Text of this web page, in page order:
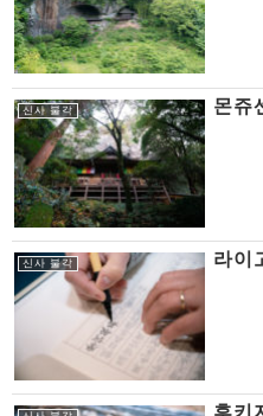
신사 불각 몬쥬
신사 불각 라이